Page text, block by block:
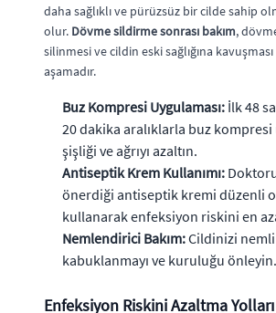
daha sağlıklı ve pürüzsüz bir cilde sahip
olur. Dövme sildirme sonrası bakım,
silinmesi ve cildin eski sağlığına
aşamadır.
Buz Kompresi Uygulaması: İlk 48
20 dakika aralıklarla buz
şişliği ve ağrıyı azaltın.
Antiseptik Krem Kullanımı:
önerdiği antiseptik kremi düzenli
kullanarak enfeksiyon riskini en
Nemlendirici Bakım:Cildinizi
kabuklanmayı ve kuruluğu önleyin.
Enfeksiyon Riskini Azaltma Yolları